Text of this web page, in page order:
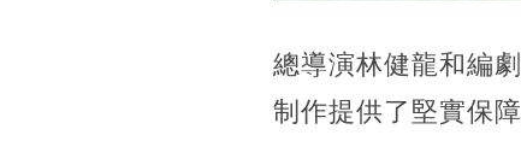
總導演林健龍和編
制作提供了堅實保